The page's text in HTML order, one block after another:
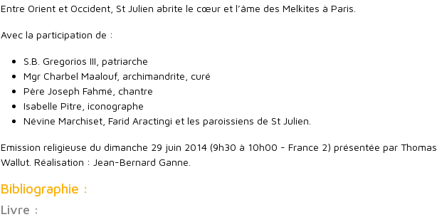
Entre Orient et Occident, St Julien abrite le cœur et l’âme des Melkites à Paris.
Avec la participation de :
S.B. Gregorios III, patriarche
Mgr Charbel Maalouf, archimandrite, curé
Père Joseph Fahmé, chantre
Isabelle Pitre, iconographe
Névine Marchiset, Farid Aractingi et les paroissiens de St Julien.
Emission religieuse du dimanche 29 juin 2014 (9h30 à 10h00 - France 2) présentée par Thomas
Wallut. Réalisation : Jean-Bernard Ganne.
Bibliographie :
Livre :